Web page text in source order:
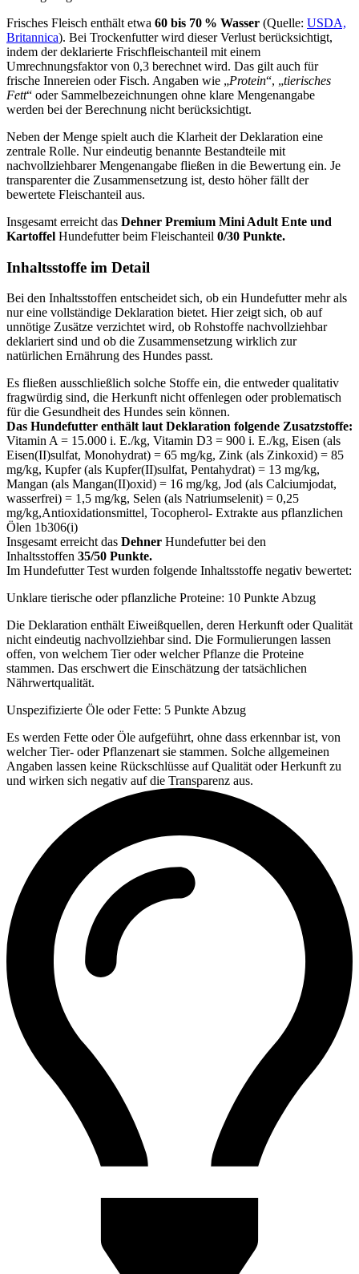
Frisches Fleisch enthält etwa 60 bis 70 % Wasser (Quelle: USDA,
Britannica). Bei Trockenfutter wird dieser Verlust berücksichtigt,
indem der deklarierte Frischfleischanteil mit einem
Umrechnungsfaktor von 0,3 berechnet wird. Das gilt auch für
frische Innereien oder Fisch. Angaben wie „Protein“, „tierisches
Fett“ oder Sammelbezeichnungen ohne klare Mengenangabe
werden bei der Berechnung nicht berücksichtigt.
Neben der Menge spielt auch die Klarheit der Deklaration eine
zentrale Rolle. Nur eindeutig benannte Bestandteile mit
nachvollziehbarer Mengenangabe fließen in die Bewertung ein. Je
transparenter die Zusammensetzung ist, desto höher fällt der
bewertete Fleischanteil aus.
Insgesamt erreicht das Dehner Premium Mini Adult Ente und
Kartoffel Hundefutter beim Fleischanteil 0/30 Punkte.
Inhaltsstoffe im Detail
Bei den Inhaltsstoffen entscheidet sich, ob ein Hundefutter mehr als
nur eine vollständige Deklaration bietet. Hier zeigt sich, ob auf
unnötige Zusätze verzichtet wird, ob Rohstoffe nachvollziehbar
deklariert sind und ob die Zusammensetzung wirklich zur
natürlichen Ernährung des Hundes passt.
Es fließen ausschließlich solche Stoffe ein, die entweder qualitativ
fragwürdig sind, die Herkunft nicht offenlegen oder problematisch
für die Gesundheit des Hundes sein können.
Das Hundefutter enthält laut Deklaration folgende Zusatzstoffe:
Vitamin A = 15.000 i. E./kg, Vitamin D3 = 900 i. E./kg, Eisen (als
Eisen(II)sulfat, Monohydrat) = 65 mg/kg, Zink (als Zinkoxid) = 85
mg/kg, Kupfer (als Kupfer(II)sulfat, Pentahydrat) = 13 mg/kg,
Mangan (als Mangan(II)oxid) = 16 mg/kg, Jod (als Calciumjodat,
wasserfrei) = 1,5 mg/kg, Selen (als Natriumselenit) = 0,25
mg/kg,Antioxidationsmittel, Tocopherol- Extrakte aus pflanzlichen
Ölen 1b306(i)
Insgesamt erreicht das Dehner Hundefutter bei den
Inhaltsstoffen 35/50 Punkte.
Im Hundefutter Test wurden folgende Inhaltsstoffe negativ bewertet:
Unklare tierische oder pflanzliche Proteine: 10 Punkte Abzug
Die Deklaration enthält Eiweißquellen, deren Herkunft oder Qualität
nicht eindeutig nachvollziehbar sind. Die Formulierungen lassen
offen, von welchem Tier oder welcher Pflanze die Proteine
stammen. Das erschwert die Einschätzung der tatsächlichen
Nährwertqualität.
Unspezifizierte Öle oder Fette: 5 Punkte Abzug
Es werden Fette oder Öle aufgeführt, ohne dass erkennbar ist, von
welcher Tier- oder Pflanzenart sie stammen. Solche allgemeinen
Angaben lassen keine Rückschlüsse auf Qualität oder Herkunft zu
und wirken sich negativ auf die Transparenz aus.